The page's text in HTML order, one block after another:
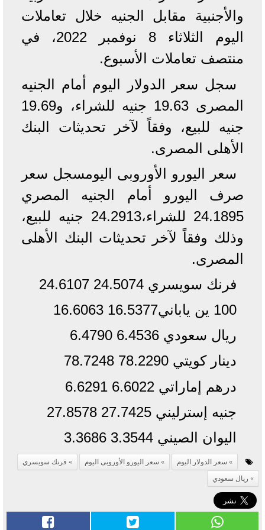
والأجنبية مقابل الجنيه خلال تعاملات
اليوم الثلاثاء 8 نوفمبر 2022، في
منتصف تعاملات الأسبوع.
سجل سعر الدولار اليوم أمام الجنيه
المصرى 19.63 جنيه للشراء، و19.69
جنيه للبيع، وفقاً لآخر تحديثات البنك
الأهلى المصرى.
سعر اليورو الأوروبى اليومسجل سعر
صرف اليورو أمام الجنيه المصري
24.1895 للشراء،
24.2913 جنيه للبيع،
وذلك وفقاً لآخر تحديثات البنك الأهلى
المصرى.
فرنك سويسري​24.5074
24.6107
100 ين ياباني16.5377 16.6063
ريال سعودي​ 6.4536 6.4790
دينار كويتي 78.2290 78.7248
درهم إماراتي​ 6.6022 6.6291
جنيه إسترليني 27.7425 27.8578
اليوان الصيني​ 3.3544 3.3686
سعر الدولار اليوم سعر اليورو الأوروبى اليوم
فرنك سويسري​
ريال سعودي